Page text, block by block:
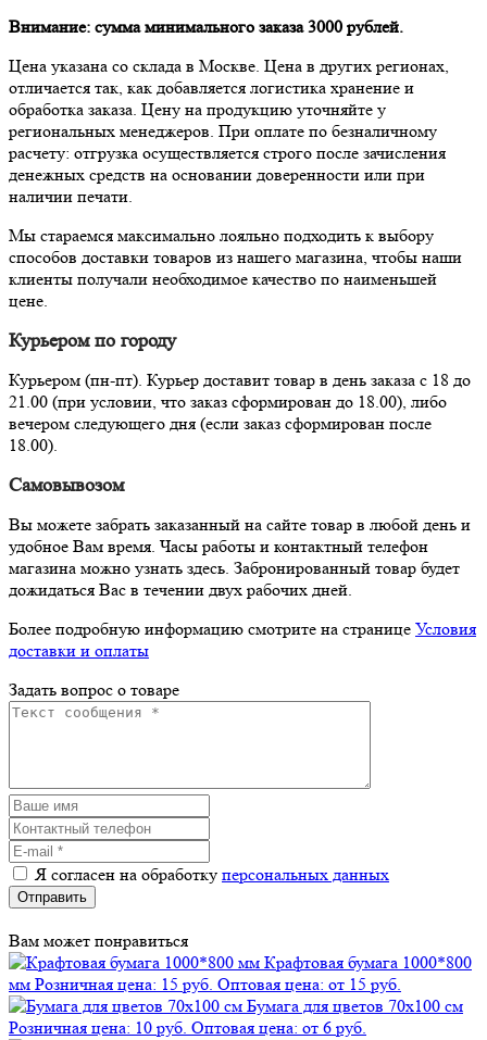
Внимание: сумма минимального заказа 3000 рублей.
Цена указана со склада в Москве. Цена в других регионах,
отличается так, как добавляется логистика хранение и
обработка заказа. Цену на продукцию уточняйте у
региональных менеджеров. При оплате по безналичному
расчету: отгрузка осуществляется строго после зачисления
денежных средств на основании доверенности или при
наличии печати.
Мы стараемся максимально лояльно подходить к выбору
способов доставки товаров из нашего магазина, чтобы наши
клиенты получали необходимое качество по наименьшей
цене.
Курьером по городу
Курьером (пн-пт). Курьер доставит товар в день заказа с 18 до
21.00 (при условии, что заказ сформирован до 18.00), либо
вечером следующего дня (если заказ сформирован после
18.00).
Самовывозом
Вы можете забрать заказанный на сайте товар в любой день и
удобное Вам время. Часы работы и контактный телефон
магазина можно узнать здесь. Забронированный товар будет
дожидаться Вас в течении двух рабочих дней.
Более подробную информацию смотрите на странице Условия
доставки и оплаты
Задать вопрос о товаре
Я согласен на обработку персональных данных
Отправить
Вам может понравиться
Крафтовая бумага 1000*800
мм Розничная цена: 15 руб. Оптовая цена: от 15 руб.
Бумага для цветов 70х100 см
Розничная цена: 10 руб. Оптовая цена: от 6 руб.